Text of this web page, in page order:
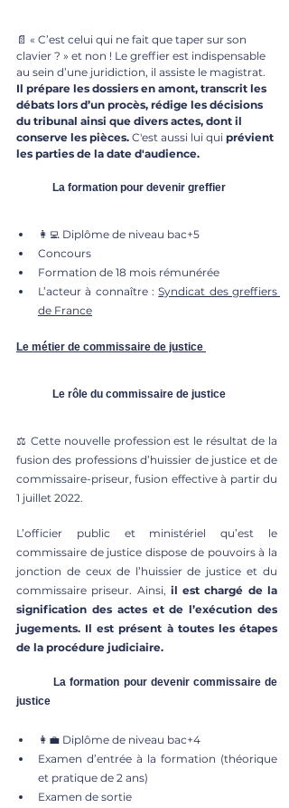
📄 « C’est celui qui ne fait que taper sur son
clavier ? » et non ! Le greffier est indispensable
au sein d’une juridiction, il assiste le magistrat.
Il prépare les dossiers en amont, transcrit les
débats lors d’un procès, rédige les décisions
du tribunal ainsi que divers actes, dont il
conserve les pièces. C'est aussi lui qui prévient
les parties de la date d'audience.
	La formation pour devenir greffier
👩‍💻 Diplôme de niveau bac+5
Concours
Formation de 18 mois rémunérée
L’acteur à connaître : Syndicat des greffiers
de France
Le métier de commissaire de justice
	Le rôle du commissaire de justice
⚖️ Cette nouvelle profession est le résultat de la
fusion des professions d’huissier de justice et de
commissaire-priseur, fusion effective à partir du
1 juillet 2022.
L’officier public et ministériel qu’est le
commissaire de justice dispose de pouvoirs à la
jonction de ceux de l’huissier de justice et du
commissaire priseur. Ainsi, il est chargé de la
signification des actes et de l’exécution des
jugements. Il est présent à toutes les étapes
de la procédure judiciaire.
justice
👩‍💼 Diplôme de niveau bac+4
Examen d’entrée à la formation (théorique
et pratique de 2 ans)
Examen de sortie